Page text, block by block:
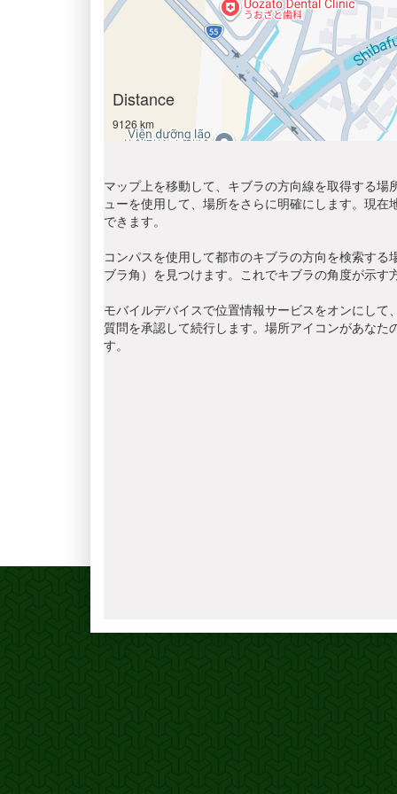
Distance
9126 km
マップ上を移動して、キブラの方向線を取得する
ューを使用して、場所をさらに明確にします。現
できます。
コンパスを使用して都市のキブラの方向を検索す
ブラ角）を見つけます。これでキブラの角度が示す
モバイルデバイスで位置情報サービスをオンにし
質問を承認して続行します。場所アイコンがあな
す。